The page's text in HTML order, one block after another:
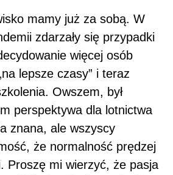
mamy już za sobą. W
zdarzały się przypadki
więcej osób
lepsze czasy” i teraz
Owszem, był
perspektywa dla lotnictwa
znana, ale wszyscy
że normalność prędzej
Proszę mi wierzyć, że pasja